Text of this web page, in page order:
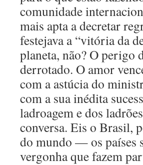
comunidade
mais apta a decretar
festejava a “vitória da
planeta, não? O perigo
derrotado. O amor
com a astúcia do
com a sua inédita
ladroagem e dos
conversa. Eis o Brasil,
do mundo — os países
vergonha que fazem